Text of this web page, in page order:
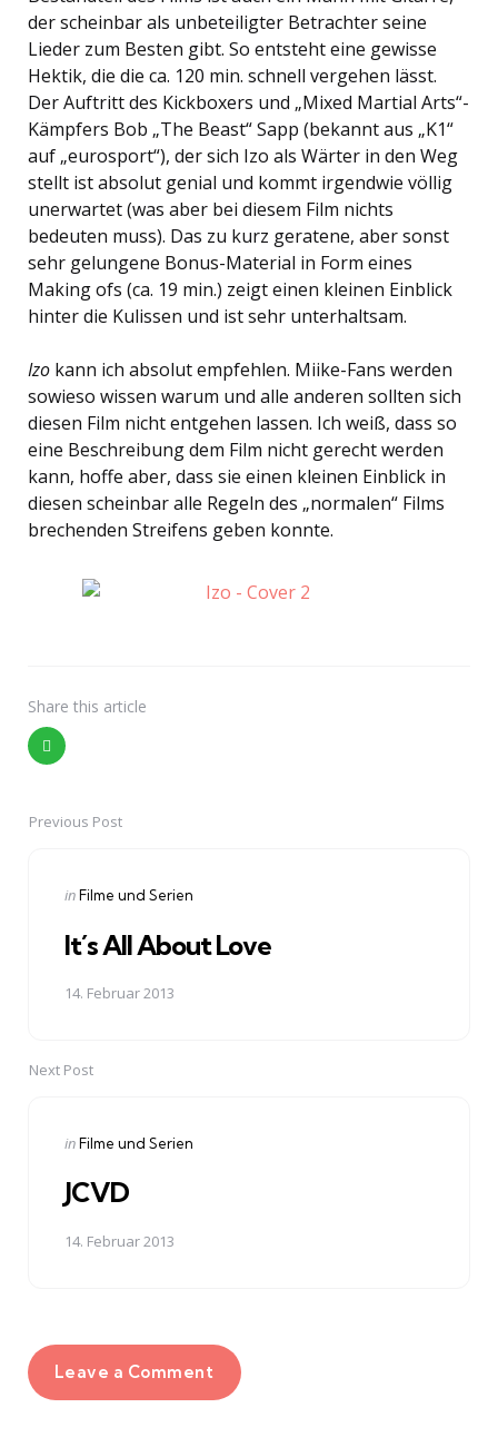
der scheinbar als unbeteiligter Betrachter seine
Lieder zum Besten gibt. So entsteht eine gewisse
Hektik, die die ca. 120 min. schnell vergehen lässt.
Der Auftritt des Kickboxers und „Mixed Martial Arts“-
Kämpfers Bob „The Beast“ Sapp (bekannt aus „K1“
auf „eurosport“), der sich Izo als Wärter in den Weg
stellt ist absolut genial und kommt irgendwie völlig
unerwartet (was aber bei diesem Film nichts
bedeuten muss). Das zu kurz geratene, aber sonst
sehr gelungene Bonus-Material in Form eines
Making ofs (ca. 19 min.) zeigt einen kleinen Einblick
hinter die Kulissen und ist sehr unterhaltsam.
Izo kann ich absolut empfehlen. Miike-Fans werden
sowieso wissen warum und alle anderen sollten sich
diesen Film nicht entgehen lassen. Ich weiß, dass so
eine Beschreibung dem Film nicht gerecht werden
kann, hoffe aber, dass sie einen kleinen Einblick in
diesen scheinbar alle Regeln des „normalen“ Films
brechenden Streifens geben konnte.
Share this article
PostPrevious Post
Posted
inFilme und Serien
It´s All About Love
14. Februar 2013
Next Post
Posted
inFilme und Serien
JCVD
14. Februar 2013
Leave a Comment